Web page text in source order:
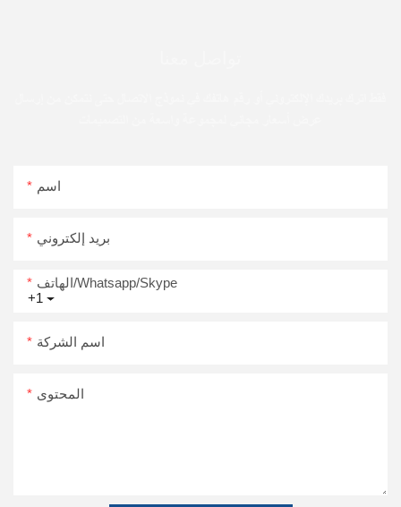
اسم
بريد إلكتروني
+1
الهاتف/Whatsapp/Skype
اسم الشركة
المحتوى